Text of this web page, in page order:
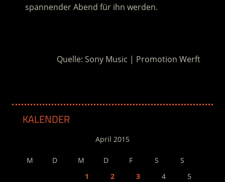
spannender Abend für ihn werden.
Quelle: Sony Music | Promotion Werft
KALENDER
April 2015
M D M D F S
S
1
2 3 4
5